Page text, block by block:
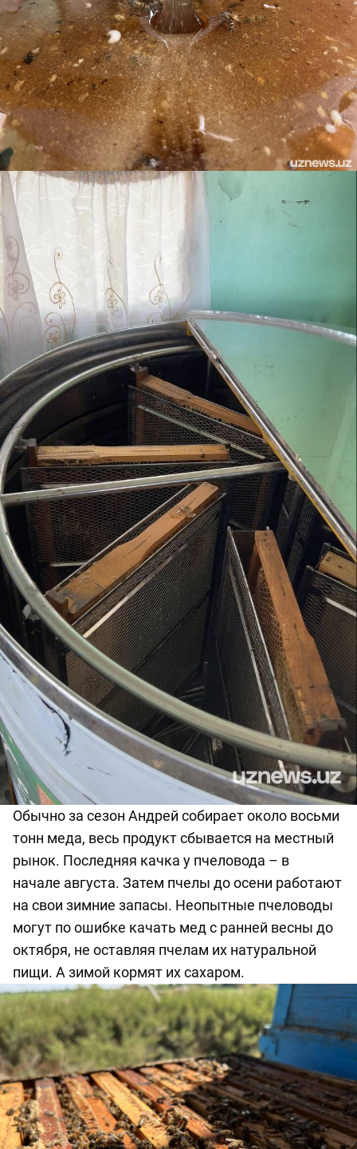
Обычно за сезон Андрей собираетоколо восьми
тонн меда, весь продукт сбывается на местный
рынок. Последняя качка у пчеловода – в
начале августа. Затем пчелы до осени работают
на свои зимние запасы. Неопытные пчеловоды
могут по ошибке качать мед с ранней весны до
октября, не оставляя пчелам их натуральной
пищи. А зимой кормят их сахаром.